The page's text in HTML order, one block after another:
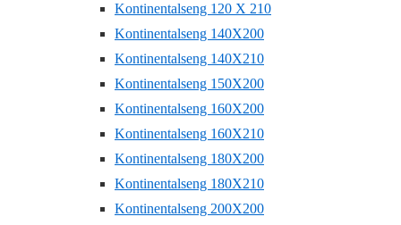
Kontinentalseng 120 X 210
Kontinentalseng 140X200
Kontinentalseng 140X210
Kontinentalseng 150X200
Kontinentalseng 160X200
Kontinentalseng 160X210
Kontinentalseng 180X200
Kontinentalseng 180X210
Kontinentalseng 200X200